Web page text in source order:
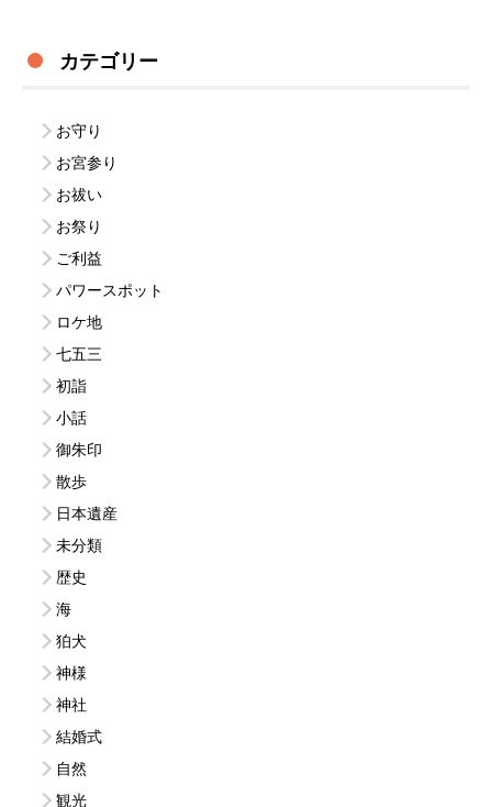
カテゴリー
お守り
お宮参り
お祓い
お祭り
ご利益
パワースポット
ロケ地
七五三
初詣
小話
御朱印
散歩
日本遺産
未分類
歴史
海
狛犬
神様
神社
結婚式
自然
観光